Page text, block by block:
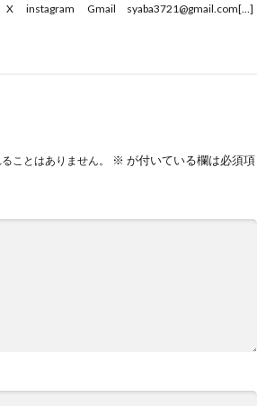
instagram Gmail syaba3721@gmail.com[…]
ことはありません。 ※ が付いている欄は必須項